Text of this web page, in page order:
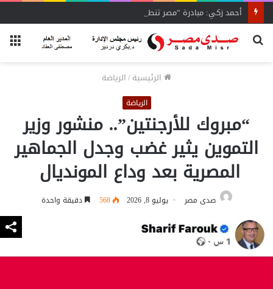
أحمد زكي: مبادرة “مصر تنطلق بالتصدير”
بحث
الرئيسية/الرياضة
الرياضة
“مبروك للأرجنتين”.. منشور وزير
التموين يثير غضب وجدل الجماهير
المصرية بعد وداع المونديال
صدى مصر يوليو 8, 2026 568 دقيقة واحدة